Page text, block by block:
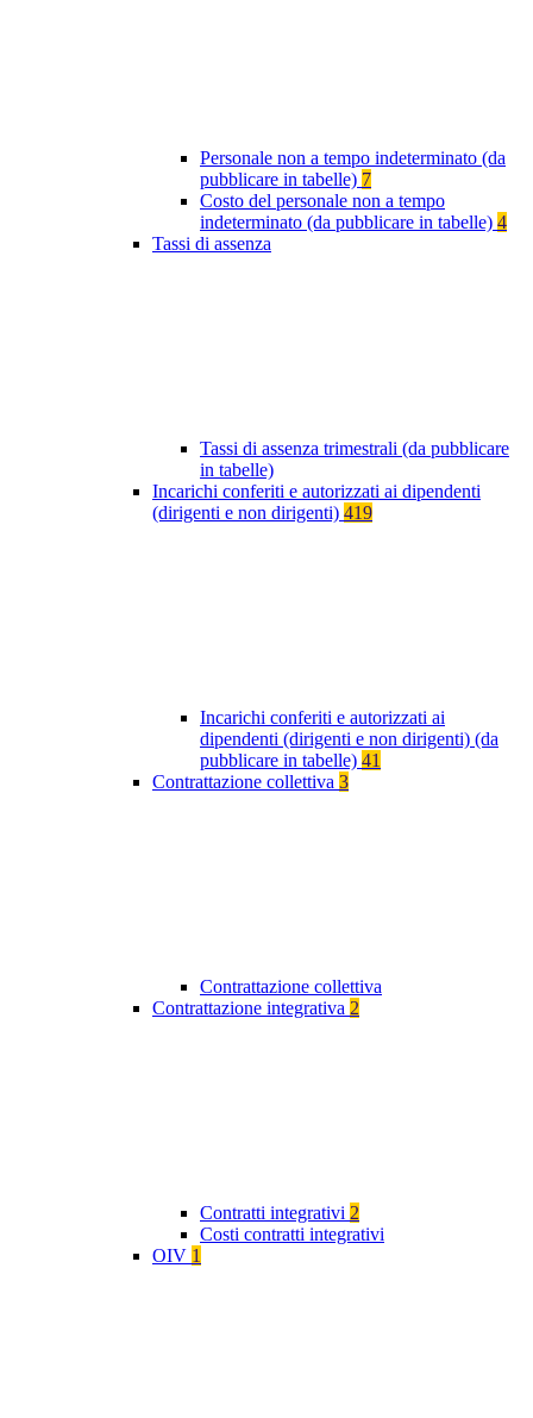
Personale non a tempo indeterminato (da
pubblicare in tabelle) 7
Costo del personale non a tempo
indeterminato (da pubblicare in tabelle) 4
Tassi di assenza
Tassi di assenza trimestrali (da pubblicare
in tabelle)
Incarichi conferiti e autorizzati ai dipendenti
(dirigenti e non dirigenti) 419
Incarichi conferiti e autorizzati ai
dipendenti (dirigenti e non dirigenti) (da
pubblicare in tabelle) 41
Contrattazione collettiva 3
Contrattazione collettiva
Contrattazione integrativa 2
Contratti integrativi 2
Costi contratti integrativi
OIV 1